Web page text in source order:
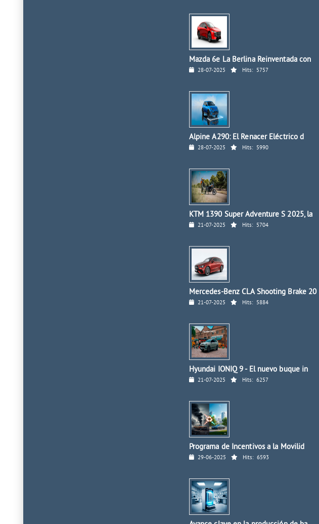
Mazda 6e La Berlina Reinventada con
28-07-2025 Hits: 5757
Alpine A290: El Renacer Eléctrico d
28-07-2025 Hits: 5990
KTM 1390 Super Adventure S 2025, la
21-07-2025 Hits: 5704
Mercedes-Benz CLA Shooting Brake 20
21-07-2025 Hits: 5884
Hyundai IONIQ 9 - El nuevo buque in
21-07-2025 Hits: 6257
Programa de Incentivos a la Movilid
29-06-2025 Hits: 6593